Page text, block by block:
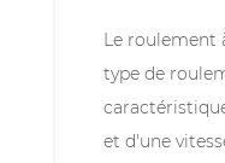
Le roulement
type de
et d'une